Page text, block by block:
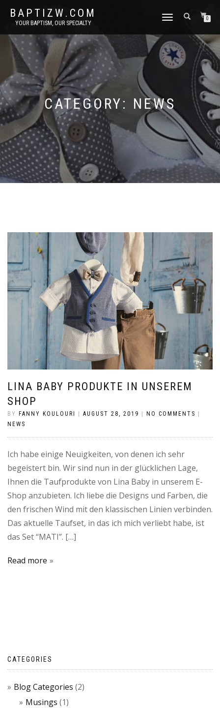
BAPTIZW.COM
YOUR BAPTISM, OUR SPECIALTY
TOGGLE
0
CATEGORY: NEWS
LINA BABY PRODUKTE IN UNSEREM
SHOP
BY FANNY KOULOURI | AUGUST 28, 2019 | NO COMMENTS |
NEWS
Ich habe einige Neuigkeiten, von denen ich sehr
begeistert bin. Wir sind nun in der glücklichen Lage,
Ihnen die Taufprodukte von Lina Baby in unserem E-
Shop anzubieten. Ich liebe die Designs und Farben, die
den frischen Wind mit den klassischen Linien verbinden.
Das aktuelle Taufset, in das ich mich verliebt habe, ist
das Set “MATI”. […]
Read more
CATEGORIES
Blog Categories (2)
Musings (1)